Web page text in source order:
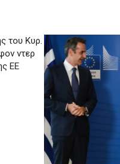
του Κυρ.
ντερ
ΕΕ